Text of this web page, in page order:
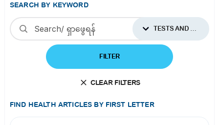
SEARCH BY KEYWORD
TESTS AND PROCEDURES
FILTER
CLEAR FILTERS
FIND HEALTH ARTICLES BY FIRST LETTER